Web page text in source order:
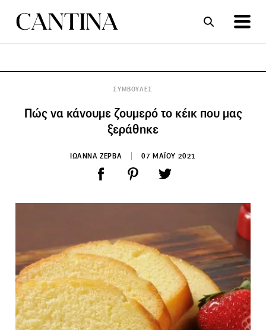
ΣΥΜΒΟΥΛΕΣ
Πώς να κάνουμε ζουμερό το κέικ που μας
ξεράθηκε
ΙΩΑΝΝΑ ΖΕΡΒΑ 07 ΜΑΪΟΥ 2021